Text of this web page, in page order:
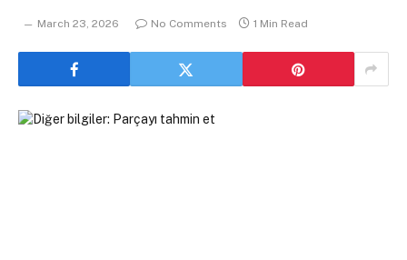
March 23, 2026 No Comments 1 Min Read